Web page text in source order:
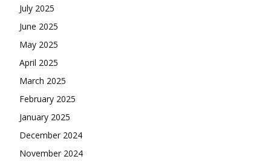
July 2025
June 2025
May 2025
April 2025
March 2025
February 2025
January 2025
December 2024
November 2024